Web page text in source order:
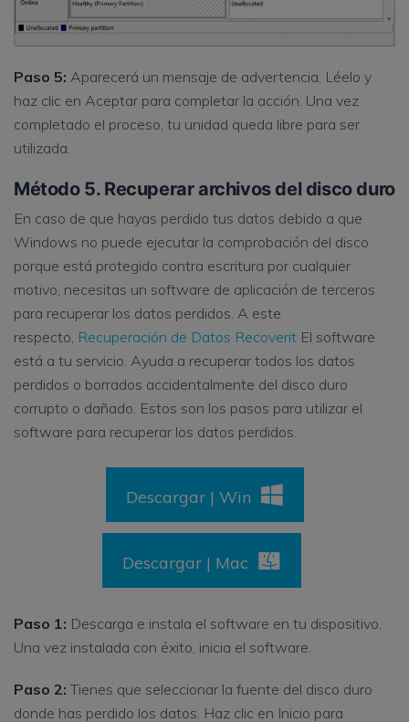
Paso 5: Aparecerá un mensaje de advertencia. Léelo y
haz clic en Aceptar para completar la acción. Una vez
completado el proceso, tu unidad queda libre para ser
utilizada.
Método 5. Recuperar archivos del disco duro
En caso de que hayas perdido tus datos debido a que
Windows no puede ejecutar la comprobación del disco
porque está protegido contra escritura por cualquier
motivo, necesitas un software de aplicación de terceros
para recuperar los datos perdidos. A este
respecto, Recuperación de Datos Recoverit El software
está a tu servicio. Ayuda a recuperar todos los datos
perdidos o borrados accidentalmente del disco duro
corrupto o dañado. Estos son los pasos para utilizar el
software para recuperar los datos perdidos.
Descargar | Win
Descargar | Mac
Paso 1: Descarga e instala el software en tu dispositivo.
Una vez instalada con éxito, inicia el software.
Paso 2: Tienes que seleccionar la fuente del disco duro
donde has perdido los datos. Haz clic en Inicio para